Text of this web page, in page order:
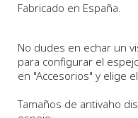
Fabricado en España.
No dudes en echar un
para configurar el
en "Accesorios" y elige
Tamaños de antivaho